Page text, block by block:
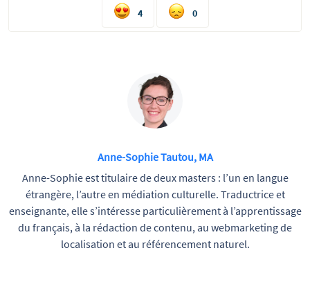
4 0
Anne-Sophie Tautou, MA
Anne-Sophie est titulaire de deux masters : l’un en langue
étrangère, l’autre en médiation culturelle. Traductrice et
enseignante, elle s’intéresse particulièrement à l’apprentissage
du français, à la rédaction de contenu, au webmarketing de
localisation et au référencement naturel.